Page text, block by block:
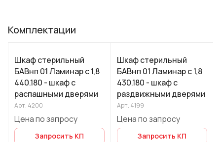
Комплектации
Шкаф стерильный
БАВнп 01 Ламинар с 1,8
440.180 - шкаф с
распашными дверями
Арт. 4200
Цена по запросу
Запросить КП
Шкаф стерильный
БАВнп 01 Ламинар с 1,8
430.180 - шкаф с
раздвижными дверями
Арт. 4199
Цена по запросу
Запросить КП